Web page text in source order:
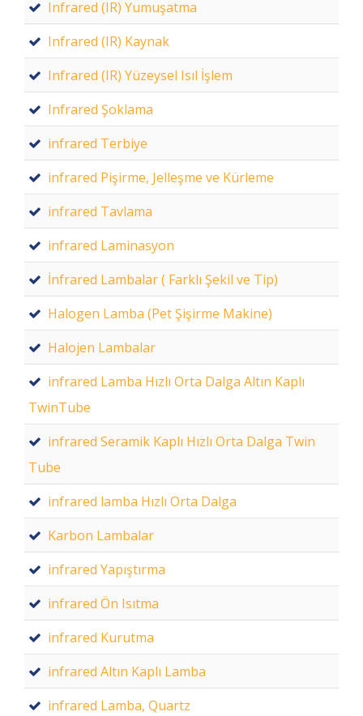
Infrared (IR) Yumuşatma
Infrared (IR) Kaynak
Infrared (IR) Yüzeysel Isıl İşlem
Infrared Şoklama
infrared Terbiye
infrared Pişirme, Jelleşme ve Kürleme
infrared Tavlama
infrared Laminasyon
İnfrared Lambalar ( Farklı Şekil ve Tip)
Halogen Lamba (Pet Şişirme Makine)
Halojen Lambalar
infrared Lamba Hızlı Orta Dalga Altın Kaplı
TwinTube
infrared Seramik Kaplı Hızlı Orta Dalga Twin
Tube
infrared lamba Hızlı Orta Dalga
Karbon Lambalar
infrared Yapıştırma
infrared Ön Isıtma
infrared Kurutma
infrared Altın Kaplı Lamba
infrared Lamba, Quartz